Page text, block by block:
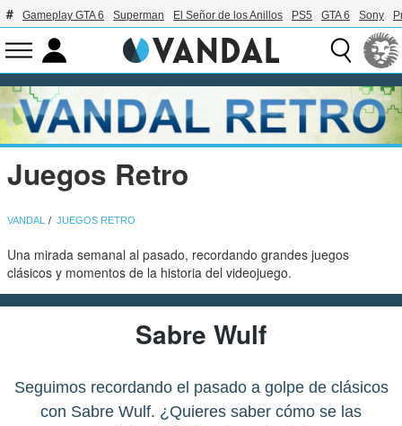
Gameplay GTA 6 Superman El Señor de los Anillos PS5 GTA 6 Sony
Juegos Retro
VANDAL JUEGOS RETRO
Una mirada semanal al pasado, recordando grandes juegos
clásicos y momentos de la historia del videojuego.
Sabre Wulf
Seguimos recordando el pasado a golpe de clásicos
con Sabre Wulf. ¿Quieres saber cómo se las